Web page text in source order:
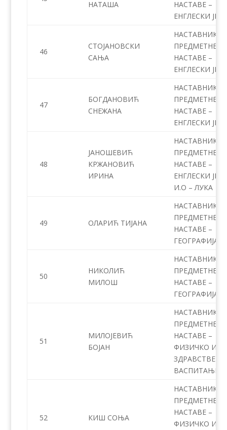
НАТАША
НАСТАВЕ –
ЕНГЛЕСКИ
46
СТОЈАНОВСКИ
САЊА
НАСТАВНИК
ПРЕДМЕТНЕ
НАСТАВЕ –
ЕНГЛЕСКИ
47
БОГДАНОВИЋ
СНЕЖАНА
НАСТАВНИК
ПРЕДМЕТНЕ
НАСТАВЕ –
ЕНГЛЕСКИ
48
ЈАНОШЕВИЋ
КРЖАНОВИЋ
ИРИНА
НАСТАВНИК
ПРЕДМЕТНЕ
НАСТАВЕ –
ЕНГЛЕСКИ
И.О – ЛУКА
49 ОЛАРИЋ ТИЈАНА
НАСТАВНИК
ПРЕДМЕТНЕ
НАСТАВЕ –
ГЕОГРАФИЈА
50
НИКОЛИЋ
МИЛОШ
НАСТАВНИК
ПРЕДМЕТНЕ
НАСТАВЕ –
ГЕОГРАФИЈА
51
МИЛОЈЕВИЋ
БОЈАН
НАСТАВНИК
ПРЕДМЕТНЕ
НАСТАВЕ –
ФИЗИЧКО И
ЗДРАВСТВЕНО
ВАСПИТАЊЕ
52 КИШ СОЊА
НАСТАВНИК
ПРЕДМЕТНЕ
НАСТАВЕ –
ФИЗИЧКО И